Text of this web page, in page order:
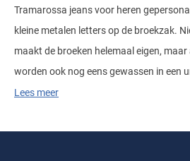
Tramarossa jeans voor heren
kleine metalen letters op de broekzak.
maakt de broeken helemaal eigen,
worden ook nog eens gewassen in een
weet van een simpele spijkerbroek een
kwaliteitslabel? Bekijk dan het volledige
Lees meer